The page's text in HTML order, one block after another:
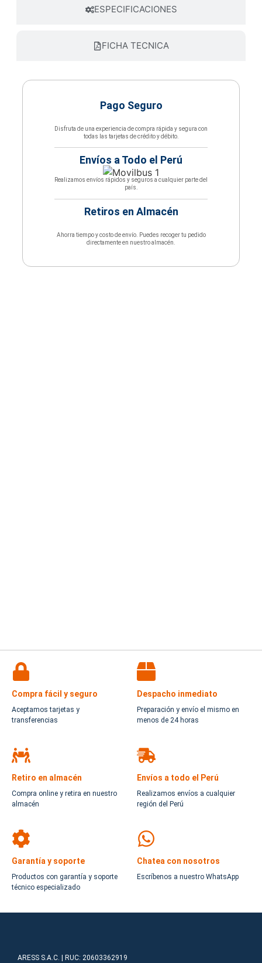
ESPECIFICACIONES
FICHA TECNICA
Pago Seguro
Disfruta de una experiencia de compra rápida y segura con
todas las tarjetas de crédito y débito.
Envíos a Todo el Perú
Realizamos envíos rápidos y seguros a cualquier parte del
país.
Retiros en Almacén
Ahorra tiempo y costo de envío. Puedes recoger tu pedido
directamente en nuestro almacén.
Compra fácil y seguro
Aceptamos tarjetas y
transferencias
Despacho inmediato
Preparación y envío el mismo en
menos de 24 horas
Retiro en almacén
Compra online y retira en nuestro
almacén
Envíos a todo el Perú
Realizamos envíos a cualquier
región del Perú
Garantía y soporte
Productos con garantía y soporte
técnico especializado
Chatea con nosotros
Escríbenos a nuestro WhatsApp
ARESS S.A.C. | RUC: 20603362919